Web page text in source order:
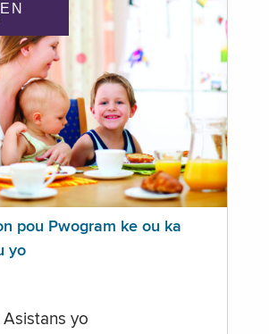
pou Pwogram ke ou ka
yo
Asistans yo